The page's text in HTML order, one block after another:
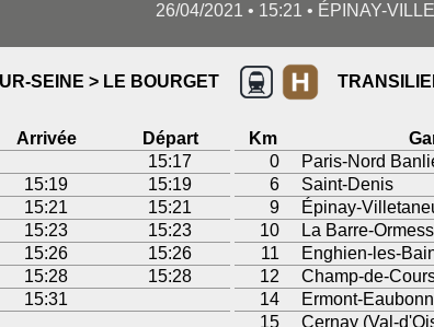
26/04/2021 • 15:21 • ÉPINAY-
SEINE > LE BOURGET
Arrivée Départ Km
15:17 0 Paris-Nord
15:19 15:19 6 Saint-Denis
15:21 15:21 9 Épinay-
15:23 15:23 10 La Barre-
15:26 15:26 11 Enghien-les-
15:28 15:28 12 Champ-de-
15:31 14 Ermont-
15
Cernay (Val-